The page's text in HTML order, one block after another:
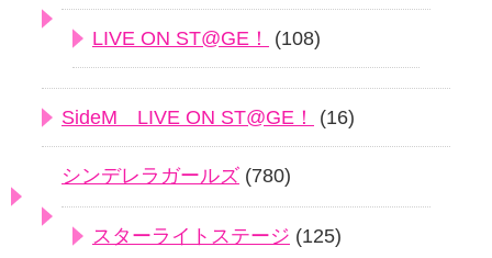
LIVE ON ST@GE！ (108)
SideM LIVE ON ST@GE！ (16)
シンデレラガールズ (780)
スターライトステージ (125)